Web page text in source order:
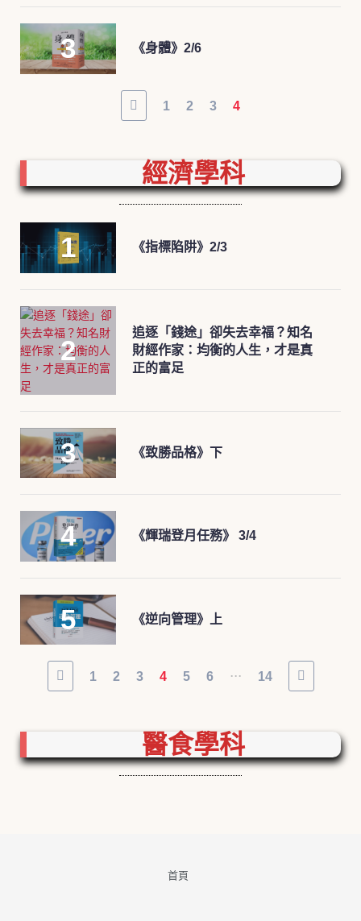
《身體》2/6
1 2 3 4
經濟學科
《指標陷阱》2/3
追逐「錢途」卻失去幸福？知名
財經作家：均衡的人生，才是真
正的富足
《致勝品格》下
《輝瑞登月任務》 3/4
《逆向管理》上
1 2 3 4 5 6 ... 14
醫食學科
首頁